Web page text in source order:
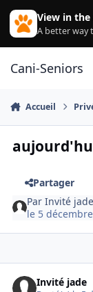
Aller au contenu
View in the
A better way
Cani-Seniors
Accueil
Partager
ParInvité jade
le 5
Invité jade